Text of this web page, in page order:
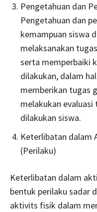
Pengetahuan dan
Pengetahuan dan
kemampuan siswa
melaksanakan
serta memperbaiki
dilakukan, dalam
memberikan tugas
melakukan
dilakukan siswa.
Keterlibatan dalam
(Perilaku)
Keterlibatan dalam
bentuk perilaku sadar
aktivits fisik dalam